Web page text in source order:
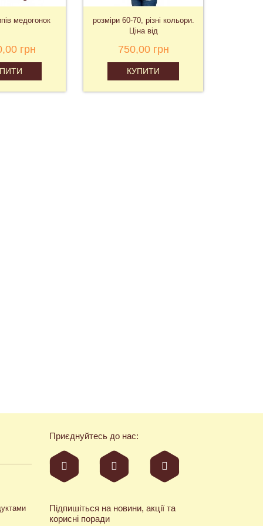
медогонок
грн
розміри 60-70, різні кольори.
Ціна від
750,00 грн
КУПИТИ
Приєднуйтесь до нас:
Підпишіться на новини, акції та
корисні поради